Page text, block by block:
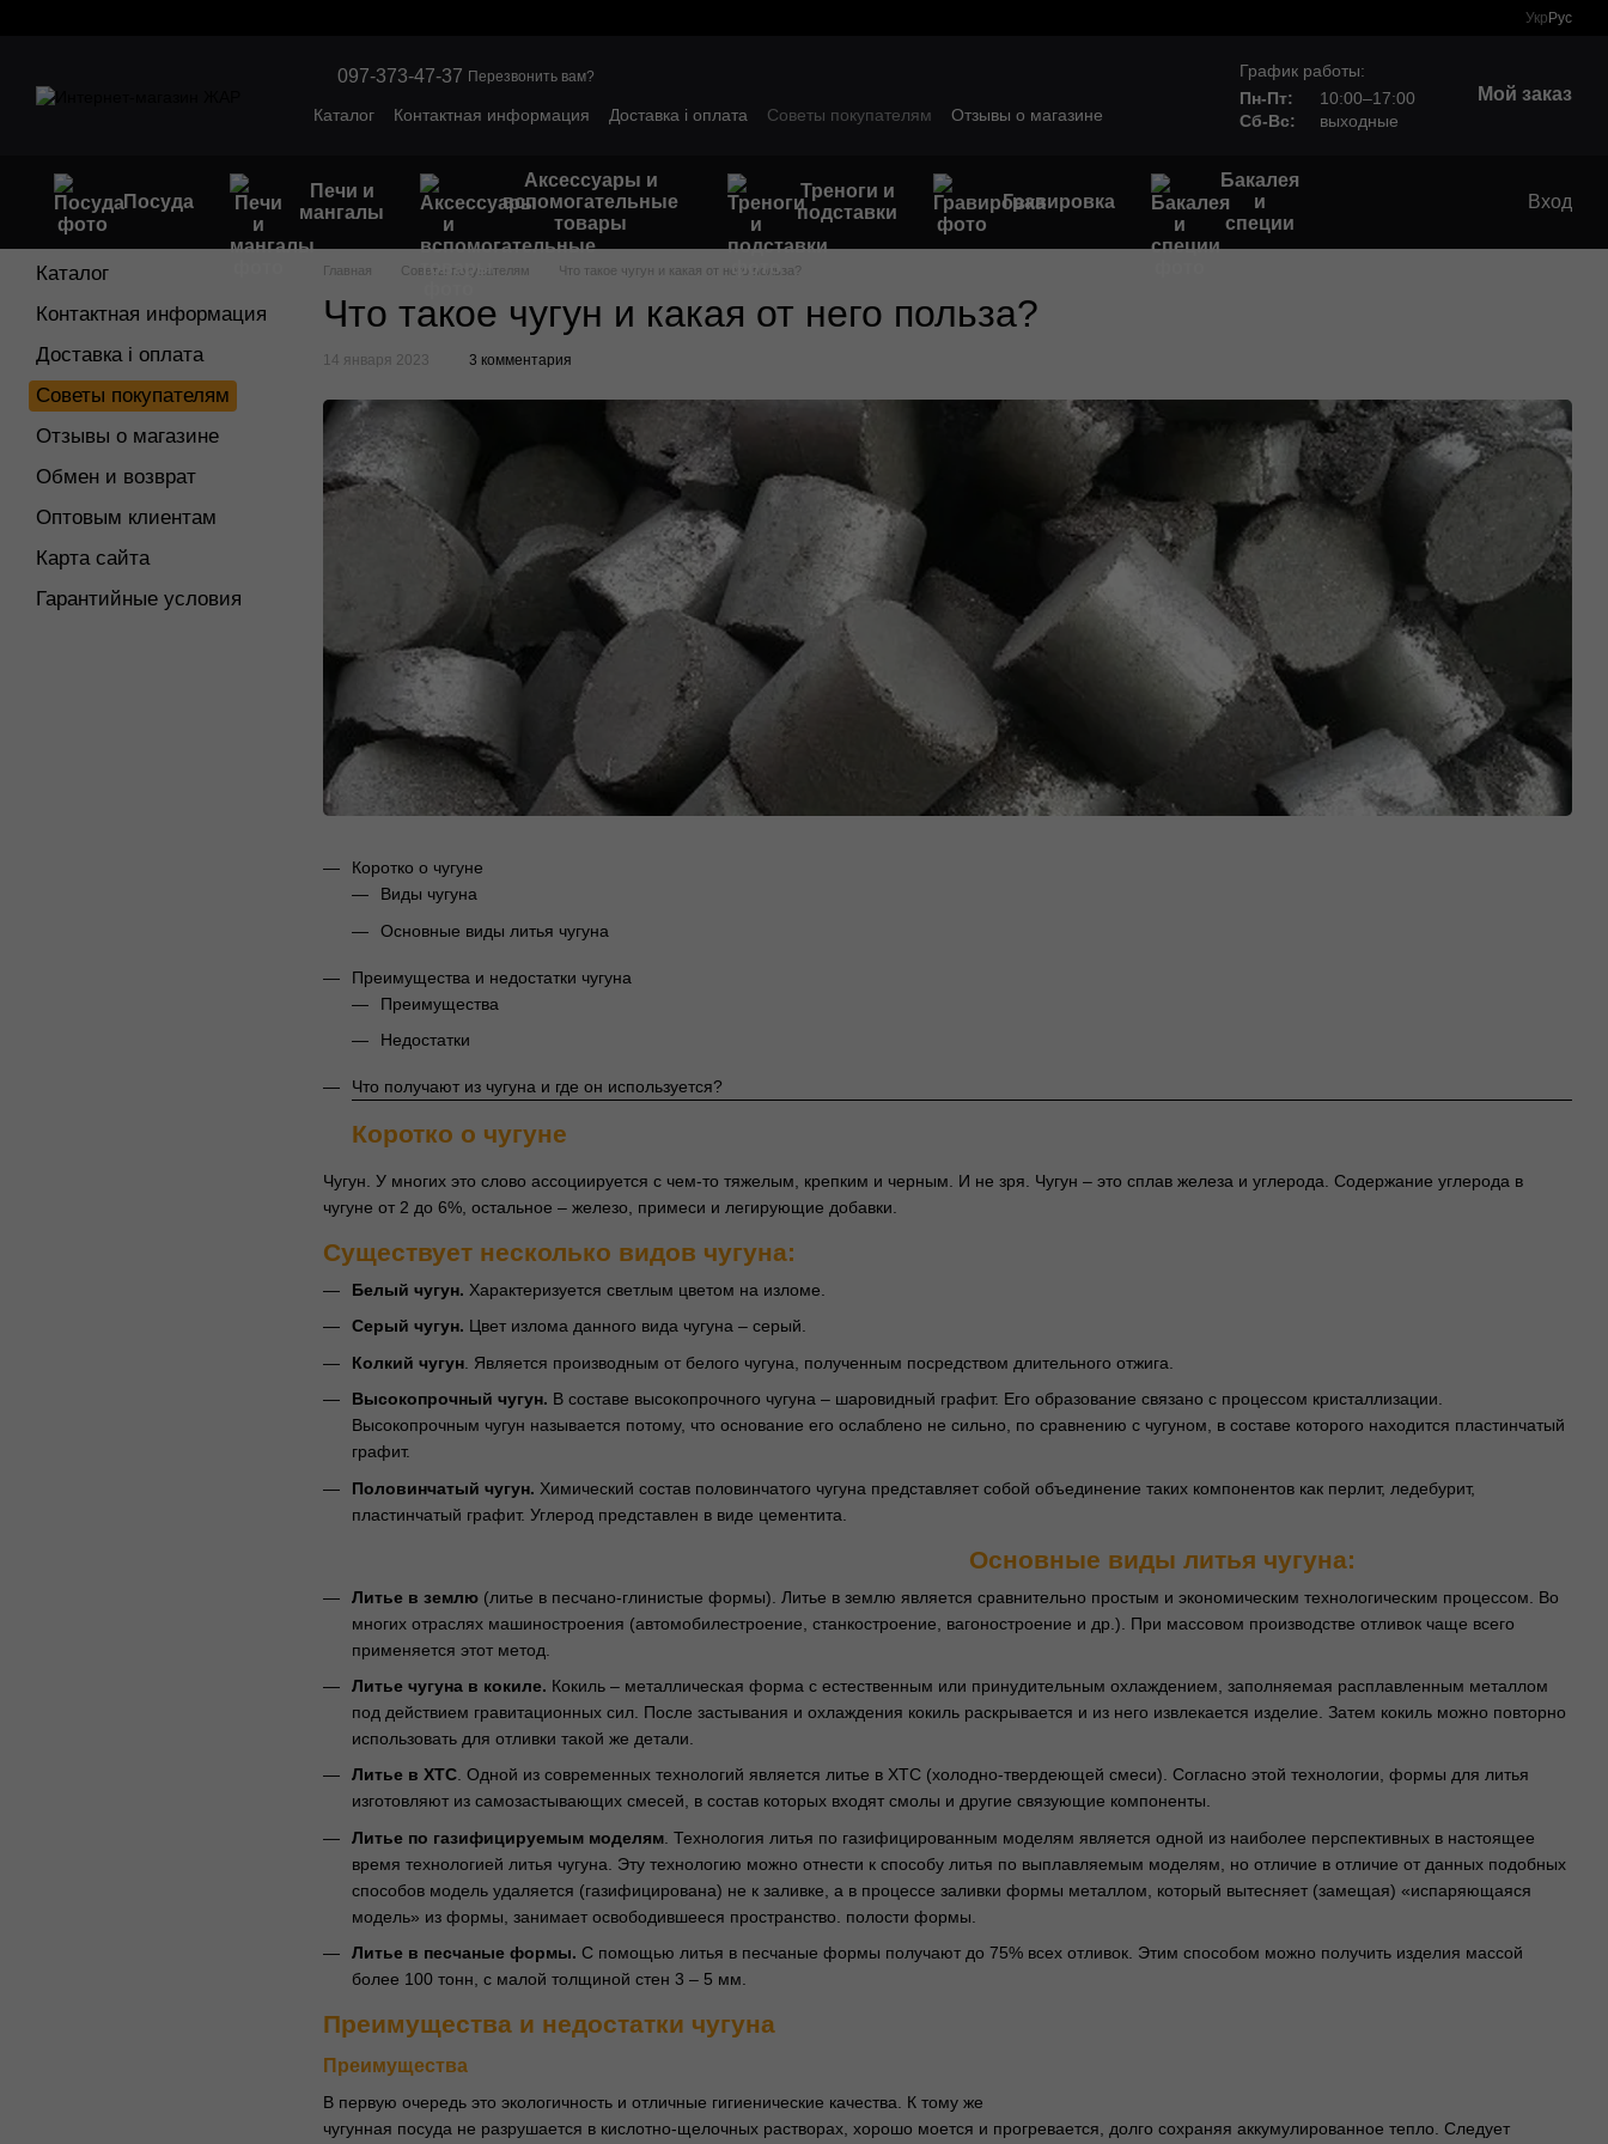
Укр Рус
097-373-47-37 Перезвонить вам?
Каталог Контактная информация Доставка і оплата Советы покупателям
Отзывы о магазине
График работы:
Пн-Пт:
10:00–17:00
Сб-Вс:
выходные
Мой заказ
Посуда
Печи и
мангалы
Аксессуары и
вспомогательные
товары
Треноги и
подставки
Гравировка
Бакалея
и
специи
Вход
Главная Советы покупателям Что такое чугун и какая от него польза?
Что такое чугун и какая от него польза?
14 января 2023 3 комментария
Коротко о чугуне
Виды чугуна
Основные виды литья чугуна
Преимущества и недостатки чугуна
Преимущества
Недостатки
Что получают из чугуна и где он используется?
Коротко о чугуне
Чугун. У многих это слово ассоциируется с чем-то тяжелым, крепким и черным. И не зря. Чугун – это сплав железа и углерода. Содержание углерода в
чугуне от 2 до 6%, остальное – железо, примеси и легирующие добавки.
Существует несколько видов чугуна:
Белый чугун. Характеризуется светлым цветом на изломе.
Серый чугун. Цвет излома данного вида чугуна – серый.
Колкий чугун . Является производным от белого чугуна, полученным посредством длительного отжига.
Высокопрочный чугун. В составе высокопрочного чугуна – шаровидный графит. Его образование связано с процессом кристаллизации.
Высокопрочным чугун называется потому, что основание его ослаблено не сильно, по сравнению с чугуном, в составе которого находится пластинчатый
графит.
Половинчатый чугун. Химический состав половинчатого чугуна представляет собой объединение таких компонентов как перлит, ледебурит,
пластинчатый графит. Углерод представлен в виде цементита.
Основные виды литья чугуна:
Литье в землю (литье в песчано-глинистые формы). Литье в землю является сравнительно простым и экономическим технологическим процессом. Во
многих отраслях машиностроения (автомобилестроение, станкостроение, вагоностроение и др.). При массовом производстве отливок чаще всего
применяется этот метод.
Литье чугуна в кокиле. Кокиль – металлическая форма с естественным или принудительным охлаждением, заполняемая расплавленным металлом
под действием гравитационных сил. После застывания и охлаждения кокиль раскрывается и из него извлекается изделие. Затем кокиль можно повторно
использовать для отливки такой же детали.
Литье в ХТС. Одной из современных технологий является литье в ХТС (холодно-твердеющей смеси). Согласно этой технологии, формы для литья
изготовляют из самозастывающих смесей, в состав которых входят смолы и другие связующие компоненты.
Литье по газифицируемым моделям . Технология литья по газифицированным моделям является одной из наиболее перспективных в настоящее
время технологией литья чугуна. Эту технологию можно отнести к способу литья по выплавляемым моделям, но отличие в отличие от данных подобных
способов модель удаляется (газифицирована) не к заливке, а в процессе заливки формы металлом, который вытесняет (замещая) «испаряющаяся
модель» из формы, занимает освободившееся пространство. полости формы.
Литье в песчаные формы. С помощью литья в песчаные формы получают до 75% всех отливок. Этим способом можно получить изделия массой
более 100 тонн, с малой толщиной стен 3 – 5 мм.
Преимущества и недостатки чугуна
Преимущества
В первую очередь это экологичность и отличные гигиенические качества. К тому же
чугунная посуда не разрушается в кислотно-щелочных растворах, хорошо моется и прогревается, долго сохраняя аккумулированное тепло. Следует
Каталог
Контактная информация
Доставка і оплата
Советы покупателям
Отзывы о магазине
Обмен и возврат
Оптовым клиентам
Карта сайта
Гарантийные условия